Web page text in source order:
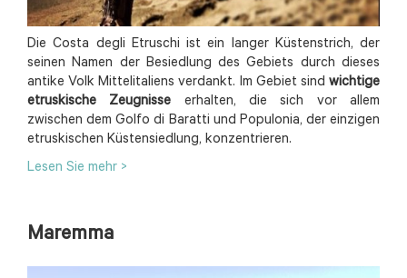
Die Costa degli Etruschi ist ein langer Küstenstrich, der
seinen Namen der Besiedlung des Gebiets durch dieses
antike Volk Mittelitaliens verdankt. Im Gebiet sind wichtige
etruskische Zeugnisse erhalten, die sich vor allem
zwischen dem Golfo di Baratti und Populonia, der einzigen
etruskischen Küstensiedlung, konzentrieren.
Lesen Sie mehr >
Maremma